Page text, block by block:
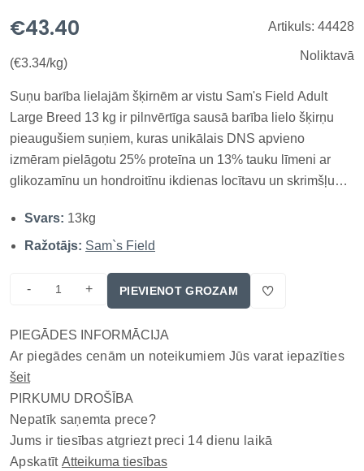
€43.40
(€3.34/kg)
Artikuls: 44428
Noliktavā
Suņu barība lielajām šķirnēm ar vistu Sam's Field Adult
Large Breed 13 kg ir pilnvērtīga sausā barība lielo šķirņu
pieaugušiem suņiem, kuras unikālais DNS apvieno
izmēram pielāgotu 25% proteīna un 13% tauku līmeni ar
glikozamīnu un hondroitīnu ikdienas locītavu un skrimšļu
dzīvnieku izcelsmes olbaltumvielas muskuļu masas
uzturēšanai, bet...
Svars: 13kg
Ražotājs: Sam`s Field
- + PIEVIENOT GROZAM
PIEGĀDES INFORMĀCIJA
Ar piegādes cenām un noteikumiem Jūs varat iepazīties
šeit
PIRKUMU DROŠĪBA
Nepatīk saņemta prece?
Jums ir tiesības atgriezt preci 14 dienu laikā
Apskatīt Atteikuma tiesības